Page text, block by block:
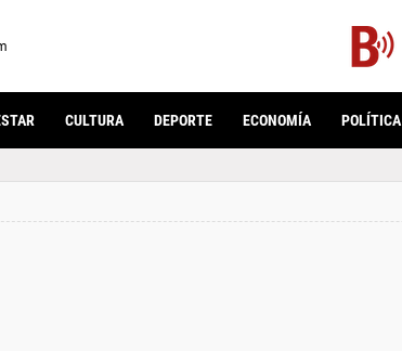
CULTURA DEPORTE ECONOMÍA POLÍTICA